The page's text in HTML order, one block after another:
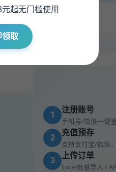
/单，充值赠送可叠加
1 注册账号
手机号/微信一键
2 充值预存
支持支付宝/微信
3 上传订单
Excel批量导入 /
起无门槛使用
领取